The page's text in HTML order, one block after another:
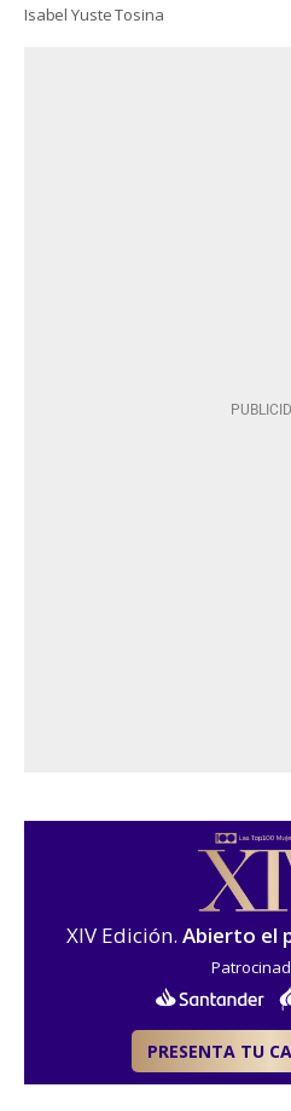
Isabel Yuste Tosina
XIV Edición. Abierto el
PRESENTA TU